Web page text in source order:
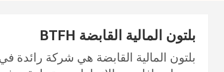
بلتون المالية القابضة BTFH
بلتون المالية القابضة هي شركة رائدة